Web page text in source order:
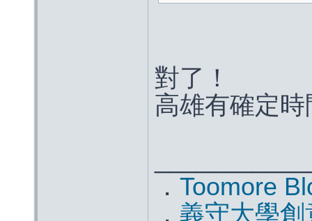
對了！
高雄有確定
． Toomore
． 義守大學